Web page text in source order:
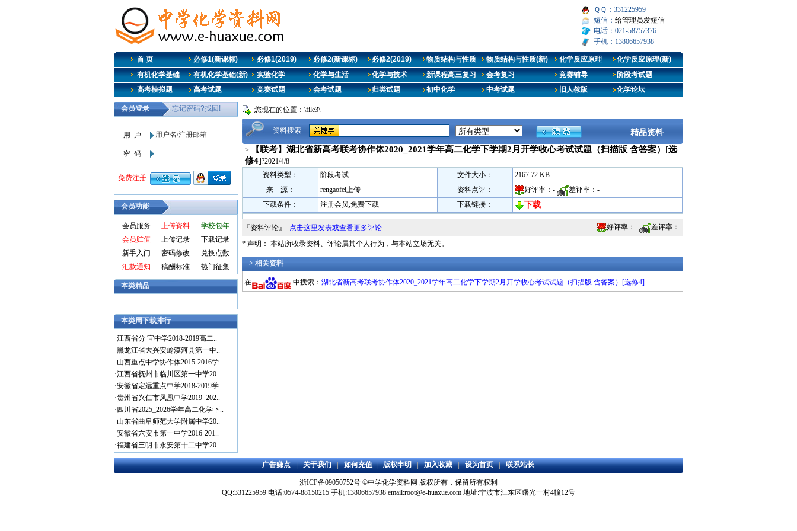
ＱＱ：331225959
短信： 给管理员发短信
电话：021-58757376
手机：13806657938
首 页 必修1(新课标) 必修1(2019) 必修2(新课标) 必修2(2019) 物质结构与性质 物质结构与性质(新) 化学反应原理
化学反应原理(新)
有机化学基础
有机化学基础(新) 实验化学 化学与生活 化学与技术 新课程高三复习 会考复习 竞赛辅导
阶段考试题
高考模拟题
高考试题 竞赛试题 会考试题 归类试题 初中化学 中考试题 旧人教版 化学论坛
会员功能
会员服务 上传资料
学校包年
会员贮值
上传记录
下载记录
新手入门
密码修改
兑换点数
汇款通知
稿酬标准 热门征集
本类精品
本类周下载排行
·江西省分 宜中学2018-2019高二..
·黑龙江省大兴安岭漠河县第一中..
·山西重点中学协作体2015-2016学..
·江西省抚州市临川区第一中学20..
·安徽省定远重点中学2018-2019学..
·贵州省兴仁市凤凰中学2019_202..
· 四川省2025_2026学年高二化学下..
·山东省曲阜师范大学附属中学20..
·安徽省六安市第一中学2016-201..
·福建省三明市永安第十二中学20..
您现在的位置：\file3\
资料搜索 精品资料
>
【联考】湖北省新高考联考协作体2020_2021学年高二化学下学期2月开学收心考试试题（扫描版 含答案）[选
修4]?2021/4/8
资料类型：
阶段考试 文件大小：
2167.72 KB
来 源：
rengaofei上传 资料点评： 好评率： - 差评率： -
下载条件：
注册会员,免费下载 下载链接： 下载
『资料评论』 点击这里发表或查看更多评论 好评率： - 差评率： -
* 声明： 本站所收录资料、评论属其个人行为，与本站立场无关。
> 相关资料
在 中搜索： 湖北省新高考联考协作体2020_2021学年高二化学下学期2月开学收心考试试题（扫描版 含答案）[选修4]
广告赚点|关于我们|如何充值|版权申明|加入收藏|设为首页|联系站长
浙ICP备09050752号 ©中学化学资料网 版权所有，保留所有权利
QQ:331225959 电话:0574-88150215 手机:13806657938 email:root@e-huaxue.com 地址:宁波市江东区曙光一村4幢12号